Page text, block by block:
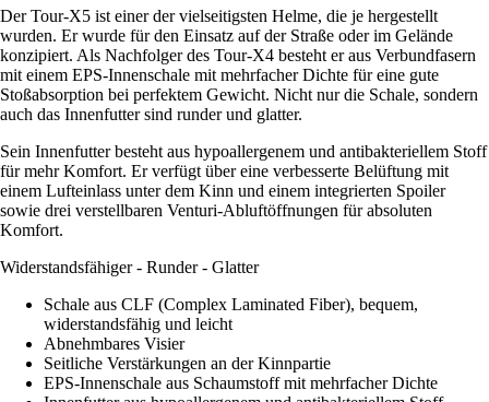
Der Tour-X5 ist einer der vielseitigsten Helme, die je hergestellt
wurden. Er wurde für den Einsatz auf der Straße oder im Gelände
konzipiert. Als Nachfolger des Tour-X4 besteht er aus Verbundfasern
mit einem EPS-Innenschale mit mehrfacher Dichte für eine gute
Stoßabsorption bei perfektem Gewicht. Nicht nur die Schale, sondern
auch das Innenfutter sind runder und glatter.
Sein Innenfutter besteht aus hypoallergenem und antibakteriellem Stoff
für mehr Komfort. Er verfügt über eine verbesserte Belüftung mit
einem Lufteinlass unter dem Kinn und einem integrierten Spoiler
sowie drei verstellbaren Venturi-Abluftöffnungen für absoluten
Komfort.
Widerstandsfähiger - Runder - Glatter
Schale aus CLF (Complex Laminated Fiber), bequem,
widerstandsfähig und leicht
Abnehmbares Visier
Seitliche Verstärkungen an der Kinnpartie
EPS-Innenschale aus Schaumstoff mit mehrfacher Dichte